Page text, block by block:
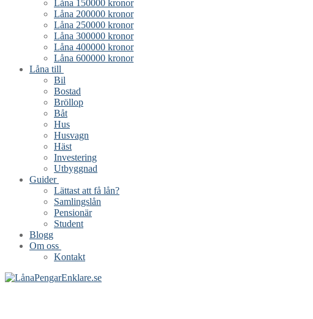
Låna 150000 kronor
Låna 200000 kronor
Låna 250000 kronor
Låna 300000 kronor
Låna 400000 kronor
Låna 600000 kronor
Låna till
Bil
Bostad
Bröllop
Båt
Hus
Husvagn
Häst
Investering
Utbyggnad
Guider
Lättast att få lån?
Samlingslån
Pensionär
Student
Blogg
Om oss
Kontakt